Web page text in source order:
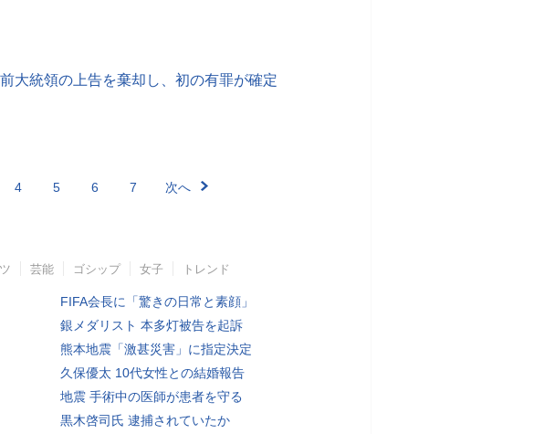
大統領の上告を棄却し、初の有罪が確定
4 5 6 7 次へ
芸能 ゴシップ 女子 トレンド
FIFA会長に「驚きの日常と素顔」
銀メダリスト 本多灯被告を起訴
熊本地震「激甚災害」に指定決定
久保優太 10代女性との結婚報告
地震 手術中の医師が患者を守る
黒木啓司氏 逮捕されていたか